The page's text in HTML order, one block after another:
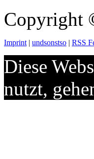
Copyright
Imprint | undsonstso | RSS
Diese
nutzt,